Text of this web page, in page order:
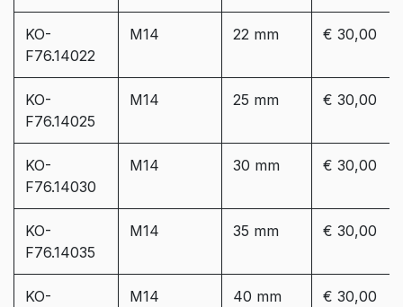
KO-
F76.14022
M14 22 mm € 30,00
KO-
F76.14025
M14 25 mm € 30,00
KO-
F76.14030
M14 30 mm € 30,00
KO-
F76.14035
M14 35 mm € 30,00
KO-
M14 40 mm € 30,00